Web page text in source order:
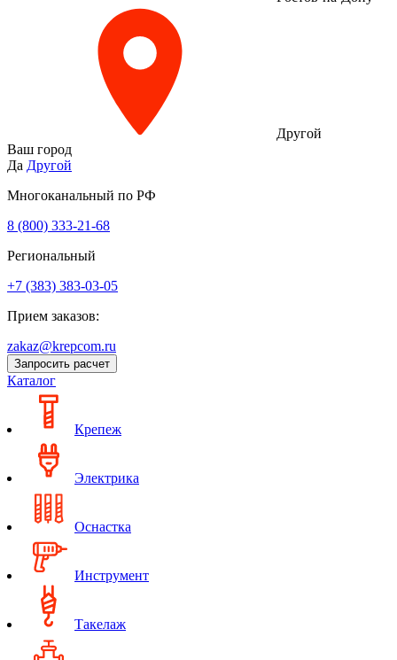
Другой
Ваш город
Да Другой
Многоканальный по РФ
8 (800) 333‑21-68
Региональный
+7 (383) 383-03-05
Прием заказов:
zakaz@krepcom.ru
Запросить расчет
Каталог
Крепеж
Электрика
Оснастка
Инструмент
Такелаж